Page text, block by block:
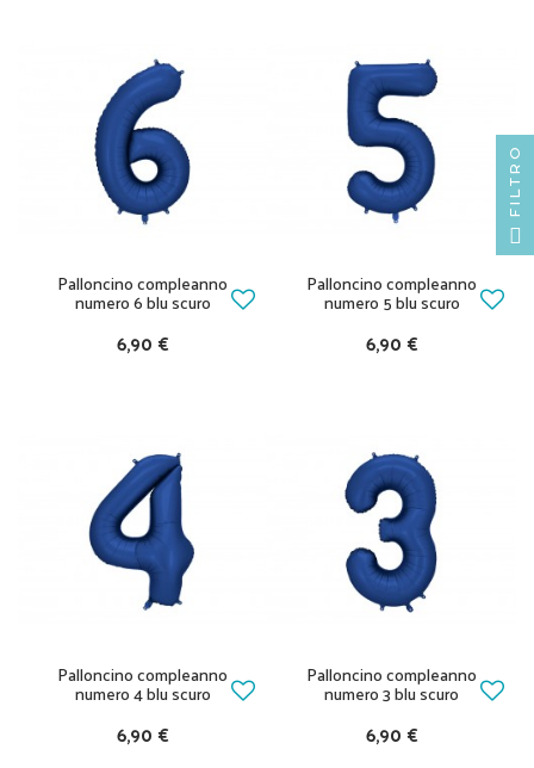
Palloncino compleanno
numero 6 blu scuro
6,90 €
Palloncino compleanno
numero 5 blu scuro
6,90 €
Palloncino compleanno
numero 4 blu scuro
6,90 €
Palloncino compleanno
numero 3 blu scuro
6,90 €
FILTRO